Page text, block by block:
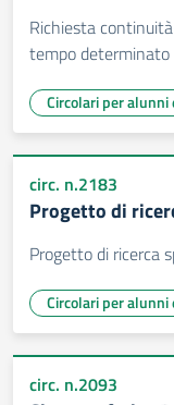
Richiesta
tempo determinato
Circolari per alunni
circ. n.2183
Progetto di
Progetto di ricerca
Circolari per alunni
circ. n.2093